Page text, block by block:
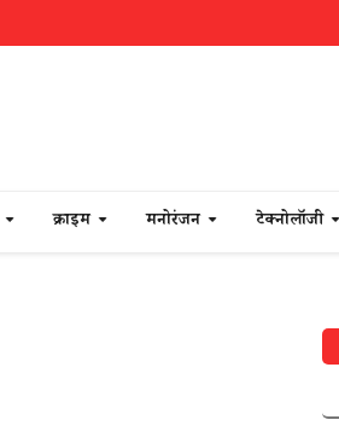
क्राइम मनोरंजन टेक्नोलॉजी